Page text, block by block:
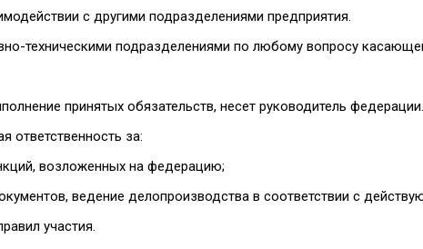
с другими подразделениями предприятия.
техническими подразделениями по любому вопросу
принятых обязательств, несет руководитель федерации.
ответственность за:
возложенных на федерацию;
ведение делопроизводства в соответствии с
участия.